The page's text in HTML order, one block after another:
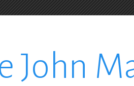
John